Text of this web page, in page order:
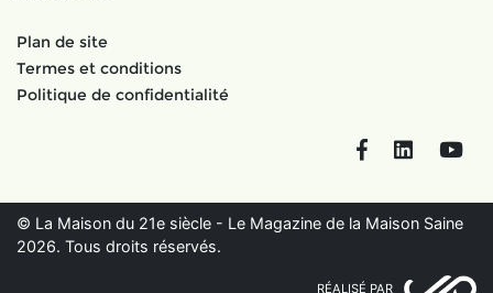
Plan de site
Termes et conditions
Politique de confidentialité
FacebookLinkedIn
© La Maison du 21e siècle - Le Magazine de la Maison Saine
2026. Tous droits réservés.
RÉALISÉ PAR